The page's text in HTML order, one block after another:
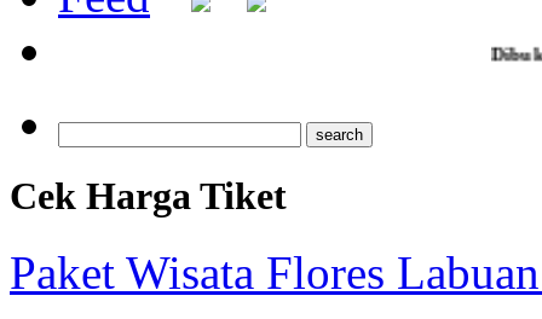
Dibuka Pendaftaran
Cek Harga Tiket
Paket Wisata Flores